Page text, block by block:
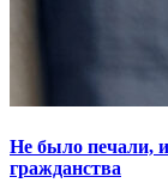
Не было печали,
гражданства